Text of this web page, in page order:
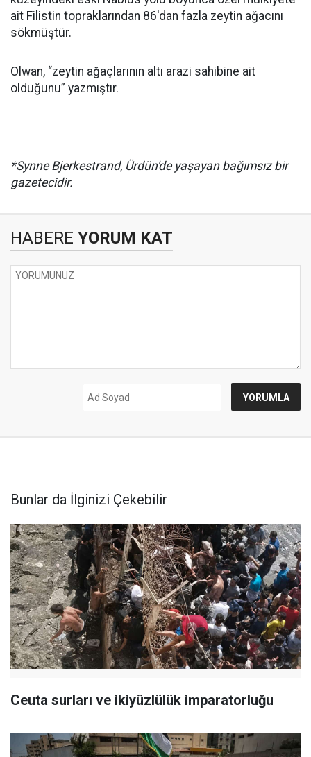
ait Filistin topraklarından 86'dan fazla zeytin ağacını
sökmüştür.
Olwan, “zeytin ağaçlarının altı arazi sahibine ait
olduğunu” yazmıştır.
*Synne Bjerkestrand, Ürdün'de yaşayan bağımsız bir
gazetecidir.
HABERE YORUM KAT
Bunlar da İlginizi Çekebilir
Ceuta surları ve ikiyüzlülük imparatorluğu